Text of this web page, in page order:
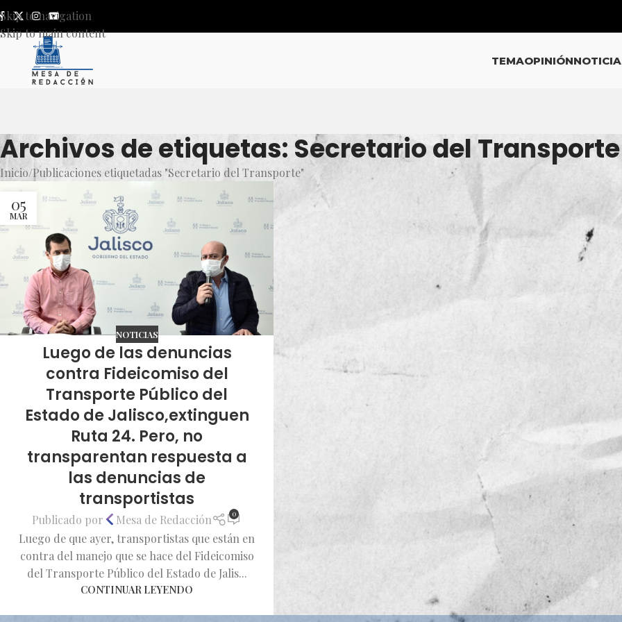
Skip to navigation
Skip to main content
TEMAOPINIÓN
Archivos de etiquetas: Secretario del Transporte
Inicio Publicaciones etiquetadas "Secretario del Transporte"
05
MAR
NOTICIAS
Luego de las denuncias
contra Fideicomiso del
Transporte Público del
Estado de Jalisco,extinguen
Ruta 24. Pero, no
transparentan respuesta a
las denuncias de
transportistas
Publicado por Mesa de Redacción 0
Luego de que ayer, transportistas que están en
contra del manejo que se hace del Fideicomiso
del Transporte Público del Estado de Jalis...
CONTINUAR LEYENDO